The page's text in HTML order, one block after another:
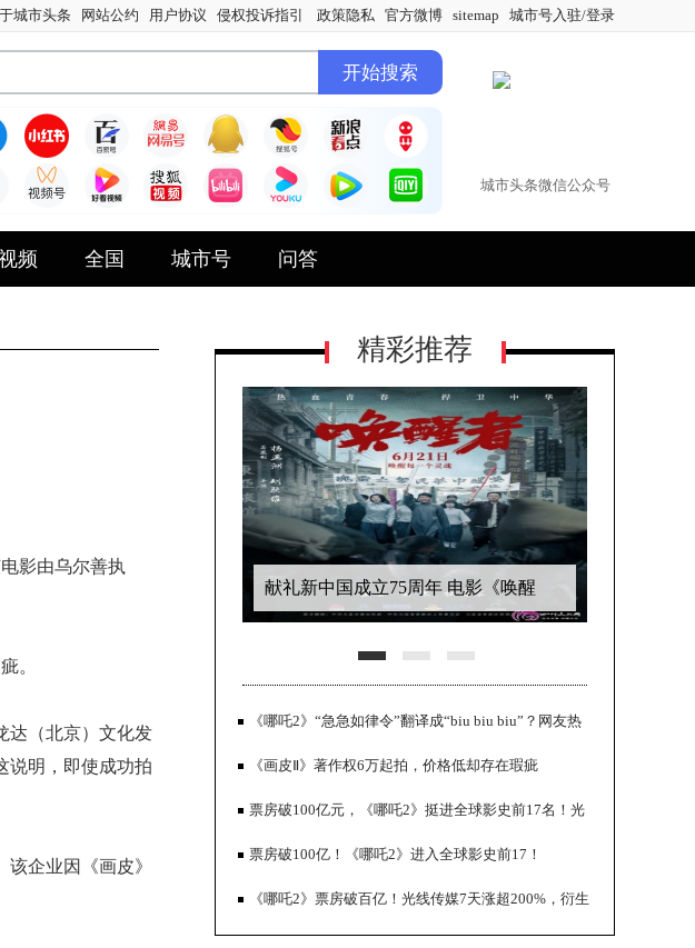
城市头条 网站公约 用户协议 侵权投诉指引 政策隐私 官方微博 sitemap 城市号入驻/登录
城市头条微信公众号
频 全国 城市号 问答
影由乌尔善执
。
达（北京）文化发
说明，即使成功拍
企业因《画皮》
精彩推荐
献礼新中国成立75周年 电影《唤醒
破1亿美元
《哪吒2》“急急如律令”翻译成“biu biu biu”？网友热
议！《画皮Ⅱ》著作权6万起拍，价格低却存在瑕疵
票房破100亿元，《哪吒2》挺进全球影史前17名！光
线传媒或狂揽20亿元营收
票房破100亿！《哪吒2》进入全球影史前17！
《哪吒2》票房破百亿！光线传媒7天涨超200%，衍生
品也卖爆了